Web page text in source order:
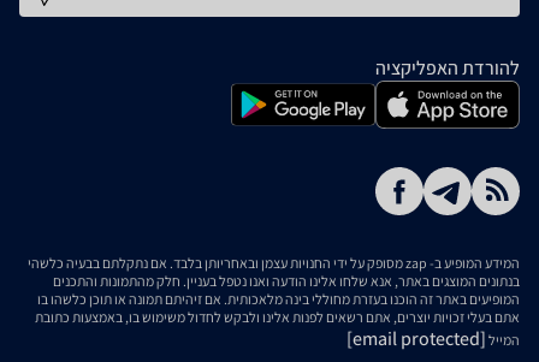
להורדת האפליקציה
המידע המופיע ב- zap מסופק על ידי החנויות עצמן ובאחריותן בלבד. אם נתקלתם בבעיה כלשהי
בנתונים המוצגים באתר, אנא שלחו אלינו הודעה ואנו נטפל בעניין. חלק מהתמונות והתכנים
המופיעים באתר זה הוכנו בעזרת מחוללי בינה מלאכותית. אם זיהיתם תמונה או תוכן כלשהו בו
אתם בעלי זכויות יוצרים, אתם רשאים לפנות אלינו ולבקש לחדול משימוש בו, באמצעות כתובת
המייל [email protected]